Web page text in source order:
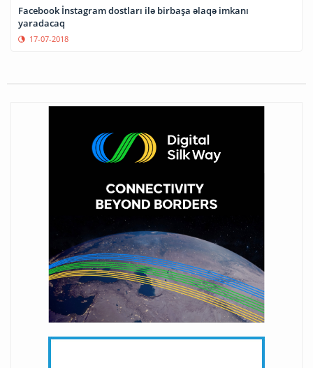
Facebook İnstagram dostları ilə birbaşa əlaqə imkanı
yaradacaq
17-07-2018